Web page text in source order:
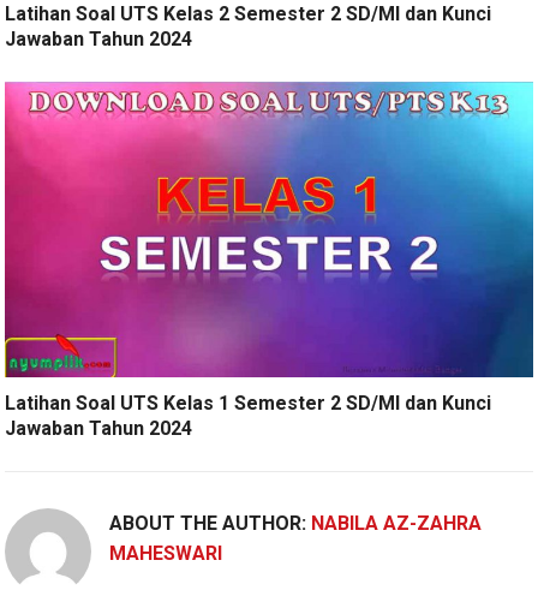
Latihan Soal UTS Kelas 2 Semester 2 SD/MI dan Kunci
Jawaban Tahun 2024
Latihan Soal UTS Kelas 1 Semester 2 SD/MI dan Kunci
Jawaban Tahun 2024
ABOUT THE AUTHOR: NABILA AZ-ZAHRA
MAHESWARI